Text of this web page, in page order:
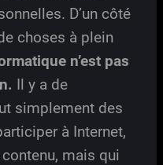
D’un côté
choses à plein
n’est pas
Il y a de
simplement des
à Internet,
mais qui